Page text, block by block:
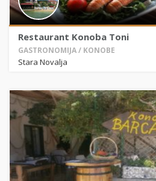
Restaurant Konoba Toni
GASTRONOMIJA / KONOBE
Stara Novalja